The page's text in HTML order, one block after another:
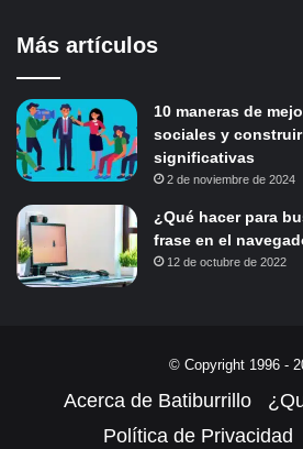
Más artículos
10 maneras de
sociales y
significativas
2 de noviembre de 2024
¿Qué hacer para
frase en el
12 de octubre de 2022
© Copyright 1996 -
Acerca de Batiburrillo
Política de Privacidad